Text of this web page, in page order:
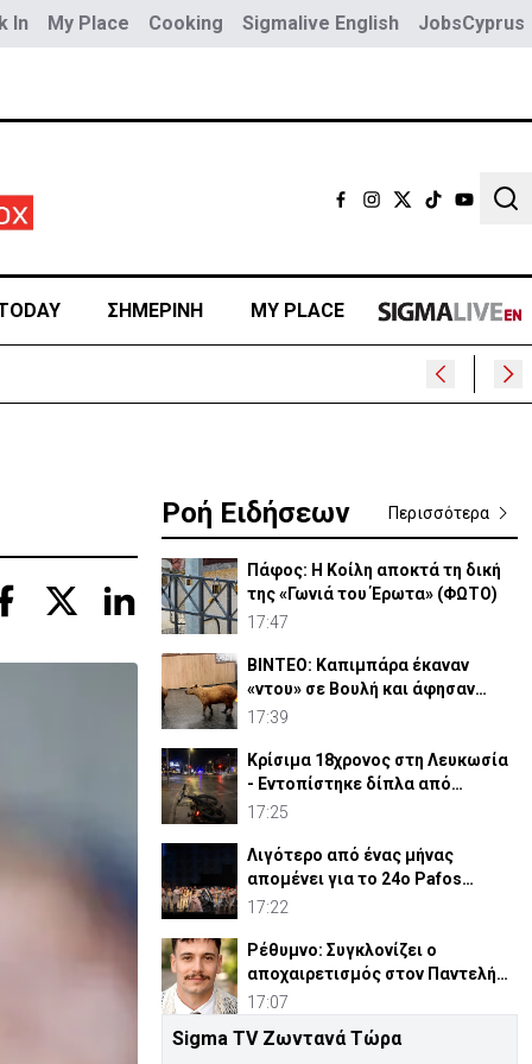
In My Place Cooking Sigmalive English JobsCyprus
ΣΗΜΕΡΙΝΗ MY PLACE
Ροή Ειδήσεων Περισσότερα
Πάφος: Η Κοίλη αποκτά τη δική
της «Γωνιά του Έρωτα» (ΦΩΤΟ)
17:47
ΒΙΝΤΕΟ: Καπιμπάρα έκαναν
«ντου» σε Βουλή και άφησαν
άφωνους βουλευτές
17:39
Κρίσιμα 18χρονος στη Λευκωσία
- Εντοπίστηκε δίπλα από
ηλεκτρικό ποδήλατο
17:25
Λιγότερο από ένας μήνας
απομένει για το 24ο Pafos
Aphrodite Festival
17:22
Ρέθυμνο: Συγκλονίζει ο
αποχαιρετισμός στον Παντελή
από τον Ιερέα Πατέρα του
17:07
Το θαύμα του Χρυσοσωτήρα που
Sigma TV Ζωντανά Τώρα